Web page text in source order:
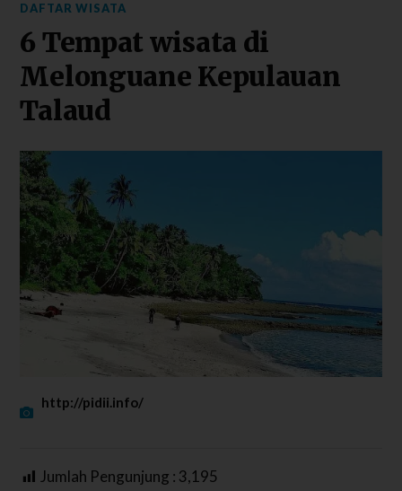
DAFTAR WISATA
6 Tempat wisata di
Melonguane Kepulauan
Talaud
http://pidii.info/
Jumlah Pengunjung : 3,195